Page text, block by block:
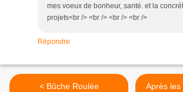
mes voeux de bonheur, santé. et la
projets<br /> <br /> <br /> <br />
Répondre
< Bûche Roulée
Après